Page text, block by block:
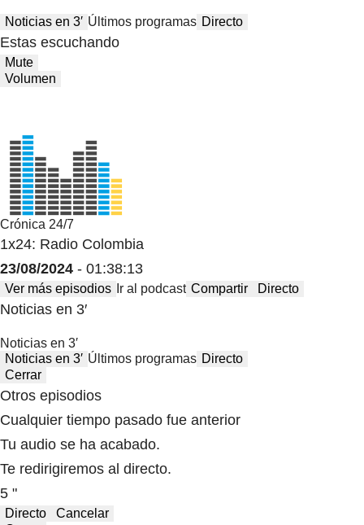
Noticias en 3′ Últimos programas Directo
Estas escuchando
Mute
Volumen
Crónica 24/7
1x24: Radio Colombia
23/08/2024 - 01:38:13
Ver más episodios Ir al podcast Compartir Directo
Noticias en 3′
Noticias en 3′
Noticias en 3′ Últimos programas Directo
Cerrar
Otros episodios
Cualquier tiempo pasado fue anterior
Tu audio se ha acabado.
Te redirigiremos al directo.
5 "
Directo
Cancelar